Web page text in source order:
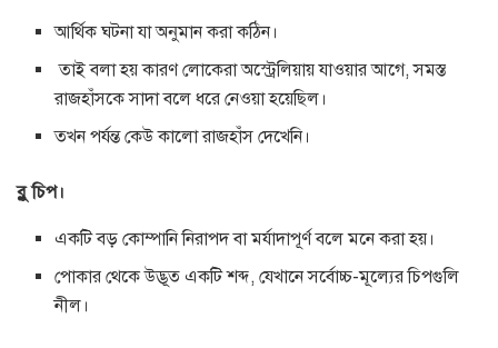
আর্থিক ঘটনা যা অনুমান করা কঠিন।
তাই বলা হয় কারণ লোকেরা অস্ট্রেলিয়ায় যাওয়ার আগে, সমস্ত
রাজহাঁসকে সাদা বলে ধরে নেওয়া হয়েছিল।
তখন পর্যন্ত কেউ কালো রাজহাঁস দেখেনি।
ব্লু চিপ।
একটি বড় কোম্পানি নিরাপদ বা মর্যাদাপূর্ণ বলে মনে করা হয়।
পোকার থেকে উদ্ভূত একটি শব্দ, যেখানে সর্বোচ্চ-মূল্যের চিপগুলি
নীল।